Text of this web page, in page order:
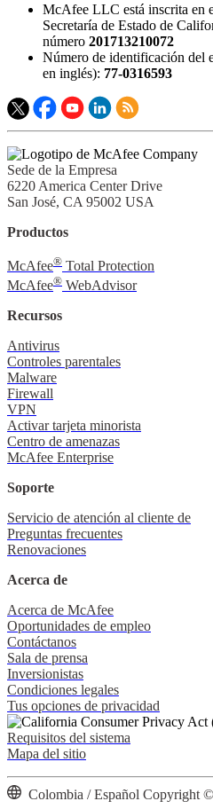
McAfee LLC está inscrita en
Secretaría de Estado de
número 201713210072
Número de identificación del
en inglés): 77-0316593
Sede de la Empresa
6220 America Center Drive
San José, CA 95002 USA
Productos
McAfee® Total Protection
McAfee® WebAdvisor
Recursos
Antivirus
Controles parentales
Malware
Firewall
VPN
Activar tarjeta minorista
Centro de amenazas
McAfee Enterprise
Soporte
Servicio de atención al cliente de
Preguntas frecuentes
Renovaciones
Acerca de
Acerca de McAfee
Oportunidades de empleo
Contáctanos
Sala de prensa
Inversionistas
Condiciones legales
Tus opciones de privacidad
Requisitos del sistema
Mapa del sitio
Colombia / Español Copyright